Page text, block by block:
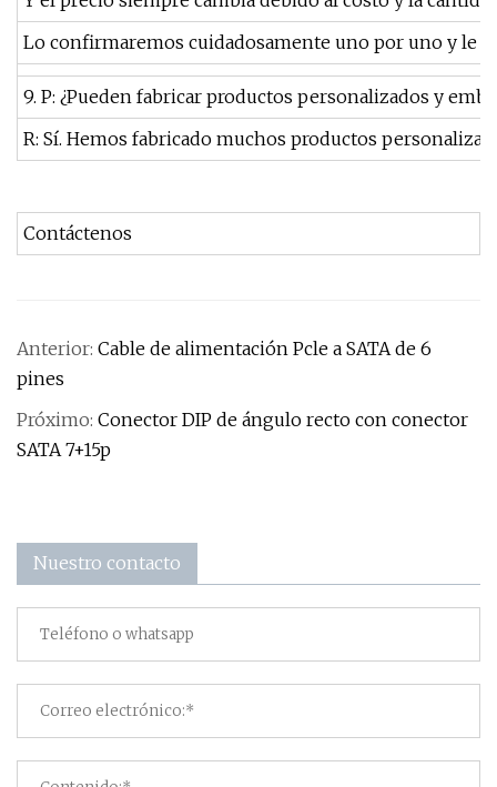
Lo confirmaremos cuidadosamente uno por uno y le
9. P: ¿Pueden fabricar productos personalizados y
R: Sí. Hemos fabricado muchos productos
Contáctenos
Anterior: Cable de alimentación Pcle a SATA de 6
pines
Próximo: Conector DIP de ángulo recto con conector
SATA 7+15p
Nuestro contacto